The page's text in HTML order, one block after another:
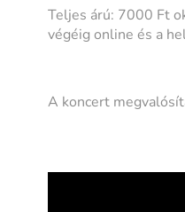
Teljes árú: 7000 Ft
végéig online és a
A koncert